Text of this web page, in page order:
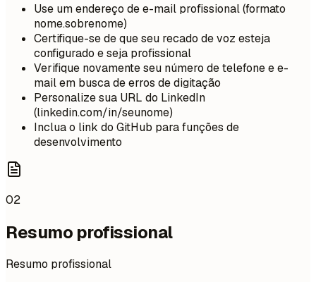
Use um endereço de e-mail profissional (formato
nome.sobrenome)
Certifique-se de que seu recado de voz esteja
configurado e seja profissional
Verifique novamente seu número de telefone e e-
mail em busca de erros de digitação
Personalize sua URL do LinkedIn
(linkedin.com/in/seunome)
Inclua o link do GitHub para funções de
desenvolvimento
02
Resumo profissional
Resumo profissional